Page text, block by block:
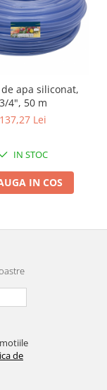
apa siliconat,
3/4", 50 m
137,27 Lei
IN STOC
IN COS
de